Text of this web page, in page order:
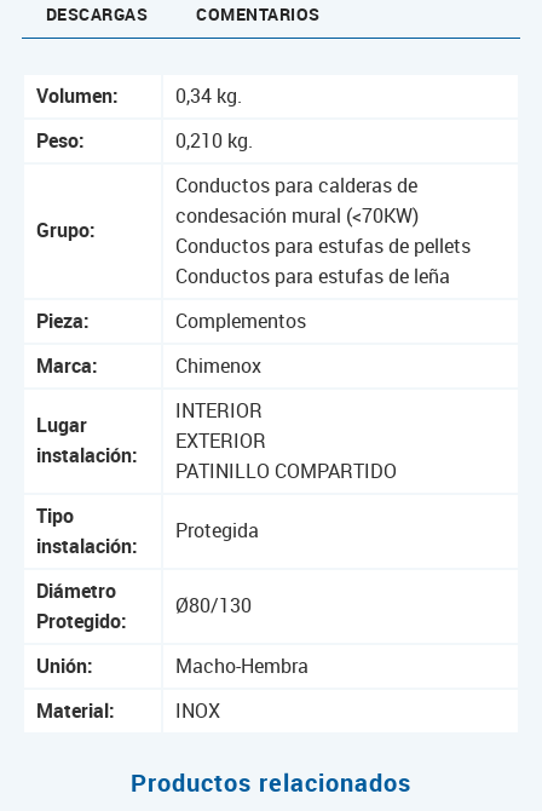
DESCARGAS
COMENTARIOS
Volumen:
0,34 kg.
Peso:
0,210 kg.
Grupo:
Conductos para calderas de
condesación mural (<70KW)
Conductos para estufas de pellets
Conductos para estufas de leña
Pieza:
Complementos
Marca:
Chimenox
Lugar
instalación:
INTERIOR
EXTERIOR
PATINILLO COMPARTIDO
Tipo
instalación:
Protegida
Diámetro
Protegido:
Ø80/130
Unión:
Macho-Hembra
Material:
INOX
Productos relacionados